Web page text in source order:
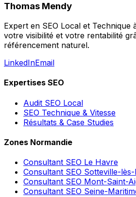
Thomas Mendy
Expert en SEO Local et Technique
votre visibilité et votre rentabilité
référencement naturel.
LinkedInEmail
Expertises SEO
Audit SEO Local
SEO Technique & Vitesse
Résultats & Case Studies
Zones Normandie
Consultant SEO Le Havre
Consultant SEO Sotteville-
Consultant SEO Mont-Saint-
Consultant SEO Seine-